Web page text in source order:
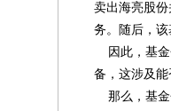
卖出海亮股
务。随后，该
因此，基金
备，这涉及能
那么，基金